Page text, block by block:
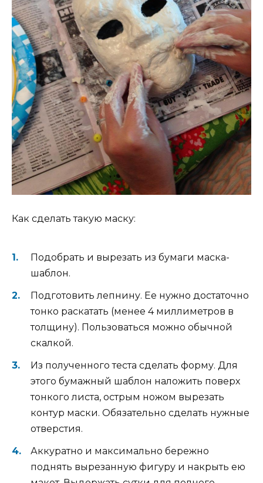
Как сделать такую маску:
Подобрать и вырезать из бумаги маска-
шаблон.
Подготовить лепнину. Ее нужно достаточно
тонко раскатать (менее 4 миллиметров в
толщину). Пользоваться можно обычной
скалкой.
Из полученного теста сделать форму. Для
этого бумажный шаблон наложить поверх
тонкого листа, острым ножом вырезать
контур маски. Обязательно сделать нужные
отверстия.
Аккуратно и максимально бережно
поднять вырезанную фигуру и накрыть ею